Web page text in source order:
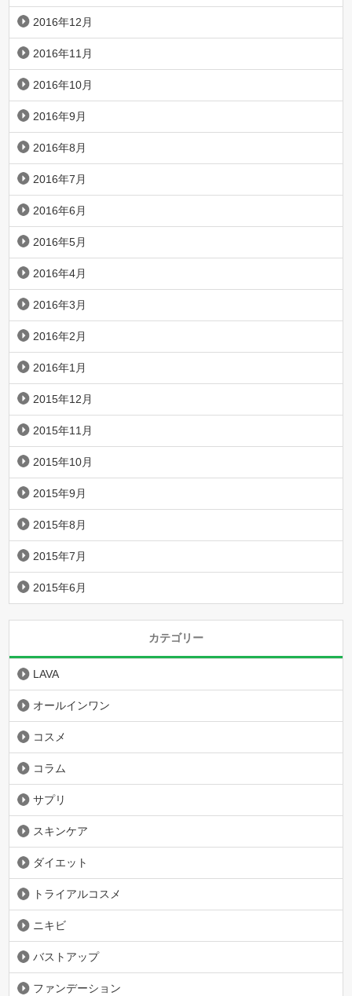
2016年12月
2016年11月
2016年10月
2016年9月
2016年8月
2016年7月
2016年6月
2016年5月
2016年4月
2016年3月
2016年2月
2016年1月
2015年12月
2015年11月
2015年10月
2015年9月
2015年8月
2015年7月
2015年6月
カテゴリー
LAVA
オールインワン
コスメ
コラム
サプリ
スキンケア
ダイエット
トライアルコスメ
ニキビ
バストアップ
ファンデーション